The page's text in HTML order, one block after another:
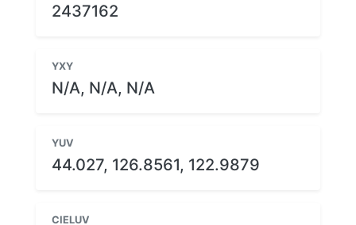
2437162
YXY
N/A, N/A, N/A
YUV
44.027, 126.8561, 122.9879
CIELUV